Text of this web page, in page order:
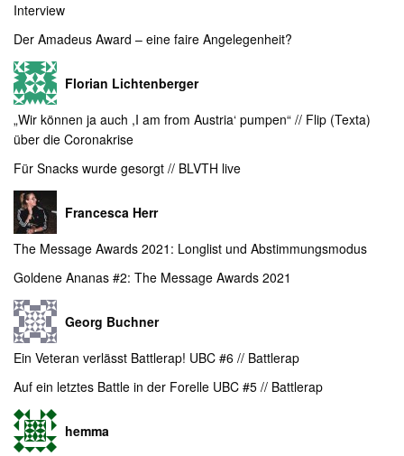
Interview
Der Amadeus Award – eine faire Angelegenheit?
Florian Lichtenberger
„Wir können ja auch ,I am from Austria‘ pumpen“ // Flip (Texta)
über die Coronakrise
Für Snacks wurde gesorgt // BLVTH live
Francesca Herr
The Message Awards 2021: Longlist und Abstimmungsmodus
Goldene Ananas #2: The Message Awards 2021
Georg Buchner
Ein Veteran verlässt Battlerap! UBC #6 // Battlerap
Auf ein letztes Battle in der Forelle UBC #5 // Battlerap
hemma